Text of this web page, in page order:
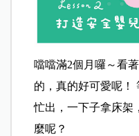
噹噹滿2個月囉～看
的，真的好可愛呢！
忙出，一下子拿床架
麼呢？